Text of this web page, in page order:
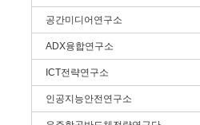
공간미디어연구소
ADX융합연구소
ICT전략연구소
인공지능안전연구소